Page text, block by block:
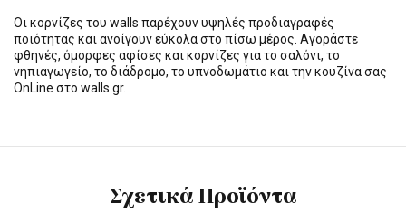
Οι κορνίζες του walls παρέχουν υψηλές προδιαγραφές
ποιότητας και ανοίγουν εύκολα στο πίσω μέρος. Αγοράστε
φθηνές, όμορφες αφίσες και κορνίζες για το σαλόνι, το
νηπιαγωγείο, το διάδρομο, το υπνοδωμάτιο και την κουζίνα σας
OnLine στο walls.gr.
Σχετικά Προϊόντα